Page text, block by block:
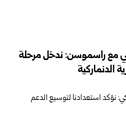
مع راسموسن: ندخل مرحلة
الدنماركية